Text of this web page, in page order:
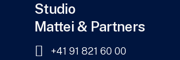
Studio
Mattei & Partners
+41 91 821 60 00